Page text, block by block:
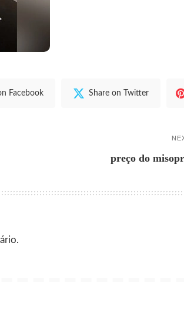
Facebook Share on Twitter
preço do